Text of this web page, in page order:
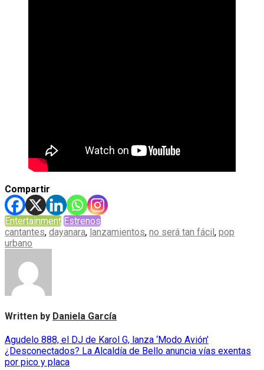
Compartir
Entertainment Estrenos
cantantes, dayanara, lanzamientos, no será tan fácil, pop
urbano
Written by Daniela García
Navegación
de
Agudelo 888, el DJ de Karol G, lanza ‘Modo Avión’
¿Desconectados? La Alcaldía de Bello anuncia vías exentas
por pico y placa